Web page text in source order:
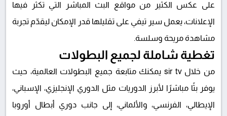
على عكس الكثير من مواقع البث المباشر التي تكثر فيها
الإعلانات، يعملسير تيفي على تقليلها قدر الإمكان ليقدّم تجربة
مشاهدة مريحة وسلسة.
تغطية شاملة لجميع البطولات
من خلالsir tv يمكنك متابعة جميع البطولات العالمية، حيث
يوفر بثًا مباشرًا لأبرز الدوريات مثل الدوري الإنجليزي، الإسباني،
الإيطالي، الفرنسي، والألماني، إلى جانب دوري أبطال أوروبا